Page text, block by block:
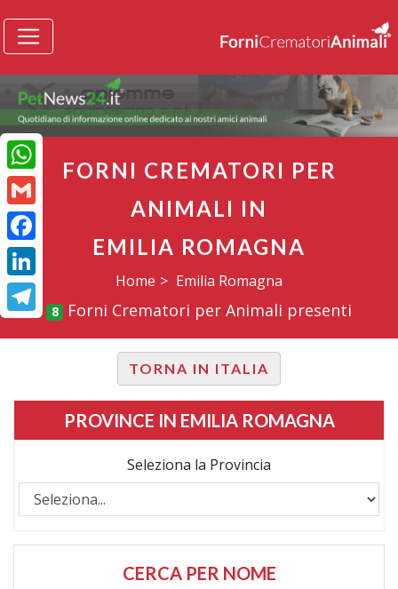
WhatsApp
Gmail
Facebook
LinkedIn
Telegram
FORNI CREMATORI PER
ANIMALI IN
EMILIA ROMAGNA
Home Emilia Romagna
8 Forni Crematori per Animali presenti
TORNA IN ITALIA
PROVINCE IN EMILIA ROMAGNA
Seleziona la Provincia
CERCA PER NOME